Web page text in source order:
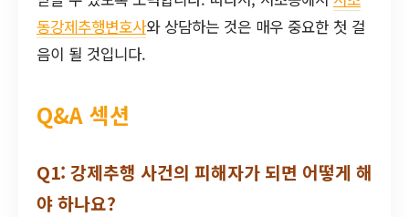
동강제추행변호사와 상담하는 것은 매우 중요한 첫 걸
음이 될 것입니다.
Q&A 섹션
Q1: 강제추행 사건의 피해자가 되면 어떻게 해
야 하나요?